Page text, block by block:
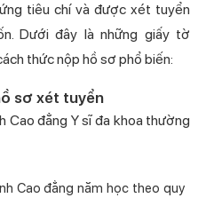
tiêu chí và được xét tuyển
Dưới đây là những giấy tờ
thức nộp hồ sơ phổ biến:
sơ xét tuyển
đẳng Y sĩ đa khoa thường
Cao đẳng năm học theo quy